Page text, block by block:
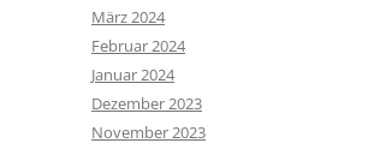
März 2024
Februar 2024
Januar 2024
Dezember 2023
November 2023